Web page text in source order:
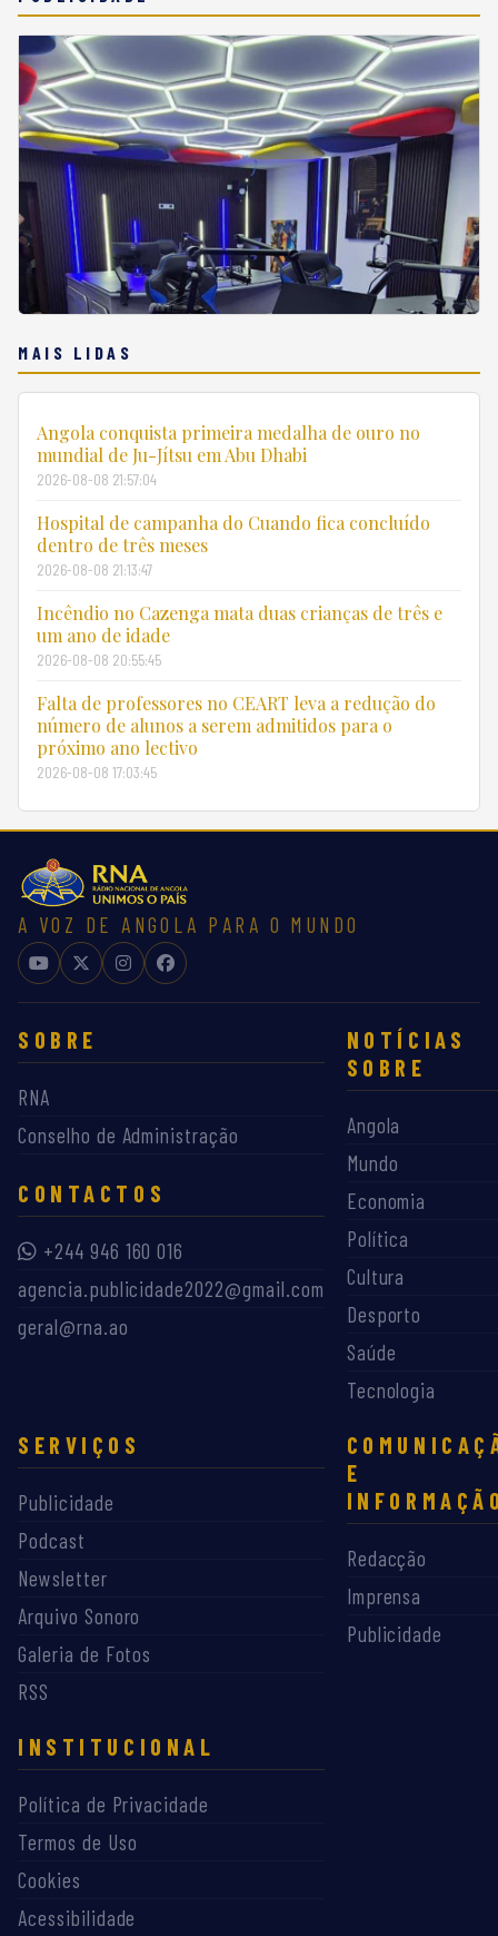
MAIS LIDAS
Angola conquista primeira medalha de ouro no
mundial de Ju-Jítsu em Abu Dhabi
2026-08-08 21:57:04
Hospital de campanha do Cuando fica concluído
dentro de três meses
2026-08-08 21:13:47
Incêndio no Cazenga mata duas crianças de três e
um ano de idade
2026-08-08 20:55:45
Falta de professores no CEART leva a redução do
número de alunos a serem admitidos para o
próximo ano lectivo
2026-08-08 17:03:45
A VOZ DE ANGOLA PARA O MUNDO
SOBRE
RNA
Conselho de Administração
CONTACTOS
+244 946 160 016
agencia.publicidade2022@gmail.com
geral@rna.ao
NOTÍCIAS
SOBRE
Angola
Mundo
Economia
Política
Cultura
Desporto
Saúde
Tecnologia
SERVIÇOS
Publicidade
Podcast
Newsletter
Arquivo Sonoro
Galeria de Fotos
RSS
E
Redacção
Imprensa
Publicidade
INSTITUCIONAL
Política de Privacidade
Termos de Uso
Cookies
Acessibilidade